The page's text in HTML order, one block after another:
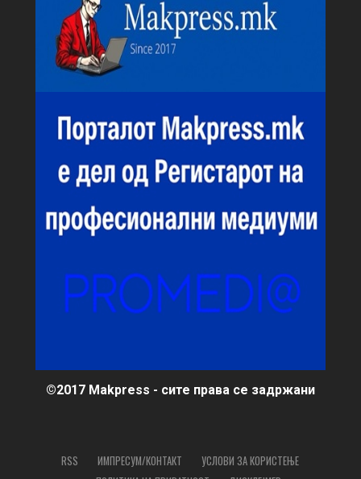
©2017 Makpress - сите права се задржани
RSS ИМПРЕСУМ/КОНТАКТ
УСЛОВИ ЗА КОРИСТЕЊЕ